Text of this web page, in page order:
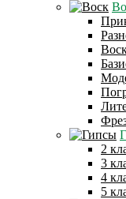
2
3
4
5